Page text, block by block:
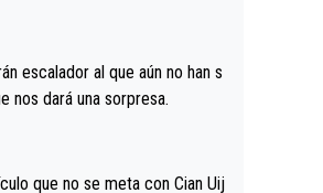
con Evenepoel dándose
más allá de los típicos t
a Vingegard. Ahí hubo u
a Del Toro con calzador e
se van complicar el tour.
escalador al que aún no han s
me dice , que nos dará una sorpresa.
no se meta con Cian Uij